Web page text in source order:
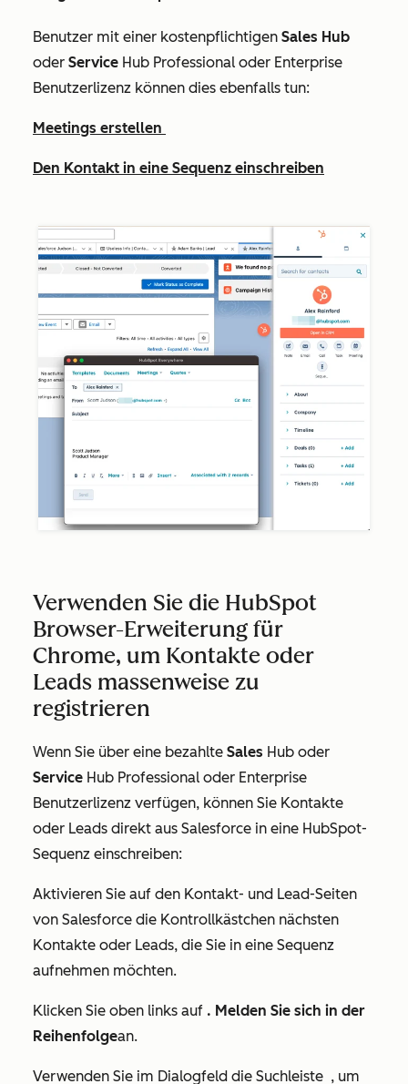
Benutzer mit einer kostenpflichtigen Sales Hub
oder Service Hub Professional oder Enterprise
Benutzerlizenz können dies ebenfalls tun:
Meetings erstellen
Den Kontakt in eine Sequenz einschreiben
Verwenden Sie die HubSpot
Browser-Erweiterung für
Chrome, um Kontakte oder
Leads massenweise zu
registrieren
Wenn Sie über eine bezahlte Sales Hub oder
Service Hub Professional oder Enterprise
Benutzerlizenz verfügen, können Sie Kontakte
oder Leads direkt aus Salesforce in eine HubSpot-
Sequenz einschreiben:
Aktivieren Sie auf den Kontakt- und Lead-Seiten
von Salesforce die Kontrollkästchen nächsten
Kontakte oder Leads, die Sie in eine Sequenz
aufnehmen möchten.
Klicken Sie oben links auf . Melden Sie sich in der
Reihenfolgean.
Verwenden Sie im Dialogfeld die Suchleiste , um